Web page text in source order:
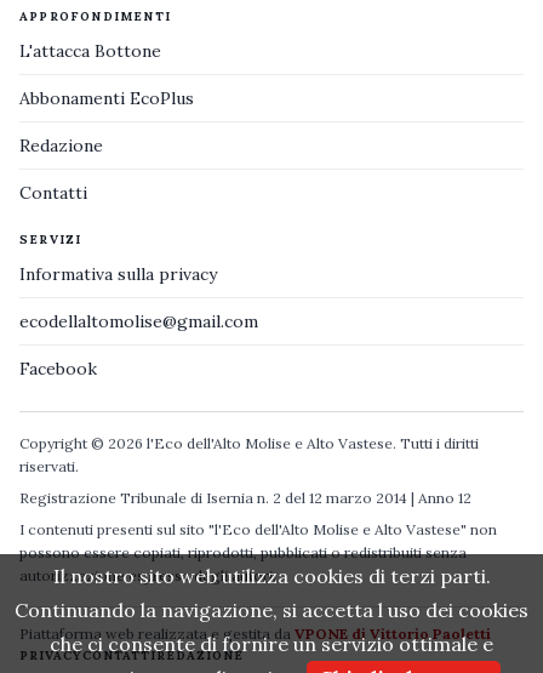
APPROFONDIMENTI
L'attacca Bottone
Abbonamenti EcoPlus
Redazione
Contatti
SERVIZI
Informativa sulla privacy
ecodellaltomolise@gmail.com
Facebook
Copyright © 2026 l'Eco dell'Alto Molise e Alto Vastese. Tutti i diritti
riservati.
Registrazione Tribunale di Isernia n. 2 del 12 marzo 2014 | Anno 12
I contenuti presenti sul sito "l'Eco dell'Alto Molise e Alto Vastese" non
possono essere copiati, riprodotti, pubblicati o redistribuiti senza
autorizzazione espressa degli autori.
Piattaforma web realizzata e gestita da VPONE di Vittorio Paoletti
PRIVACYCONTATTIREDAZIONE
Il nostro sito web utilizza cookies di terzi parti.
Continuando la navigazione, si accetta l uso dei cookies
che ci consente di fornire un servizio ottimale e